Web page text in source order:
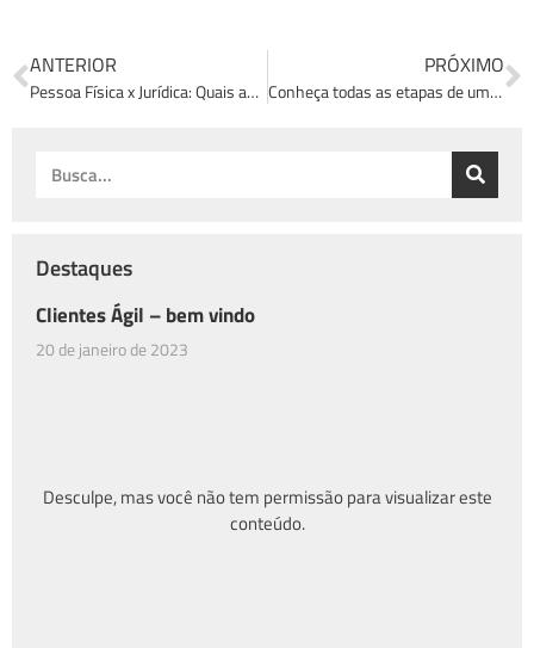
Destaques
Clientes Ágil – bem vindo
20 de janeiro de 2023
Desculpe, mas você não tem permissão para visualizar este
conteúdo.
ANTERIOR
Pessoa Física x Jurídica: Quais as diferenças ao adquirir um imóvel?
PRÓXIMO
Conheça todas as etapas de um financiamento imobiliário!